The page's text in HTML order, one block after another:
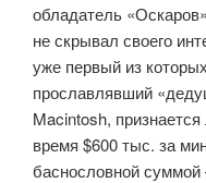
обладатель
не скрывал своего
уже первый из
прославлявший
Macintosh,
время $600 тыс. за
баснословной